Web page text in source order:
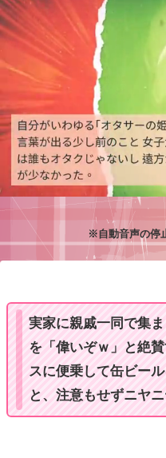
※自動音声の停
実家に親戚一同で集
を「偉いぞｗ」と絶
スに便乗して缶ビー
と、注意もせずニヤ